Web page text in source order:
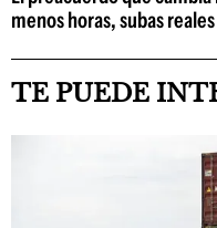
menos horas, subas
TE PUEDE